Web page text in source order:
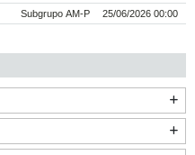
Subgrupo AM-P 25/06/2026 00:00